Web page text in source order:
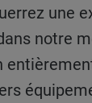
notre